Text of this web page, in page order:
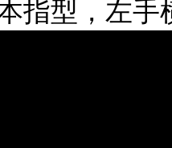
指型，左手